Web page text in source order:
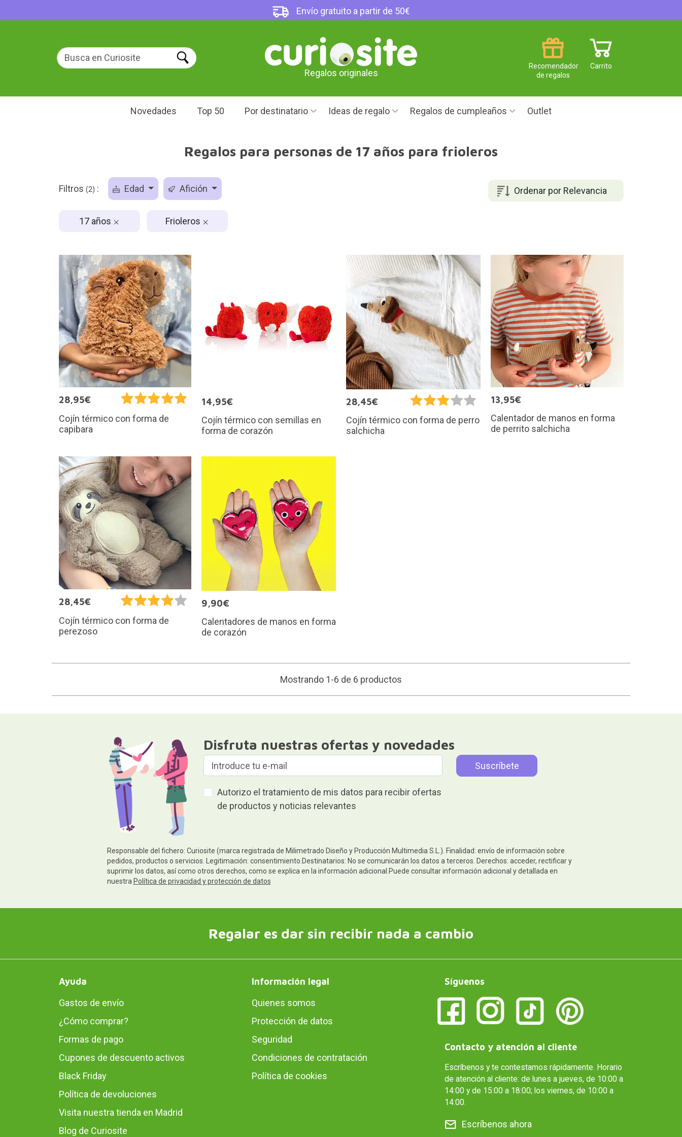
Envío gratuito a partir de 50€
Regalos originales
Carrito
Recomendador
de regalos
Novedades Top 50 Por destinatario Ideas de regalo Regalos de cumpleaños Outlet
Regalos para personas de 17 años para frioleros
Ordenar por Relevancia
Filtros (2) : Edad Afición
17 años Frioleros
28,95€
Cojín térmico con forma de
capibara
14,95€
Cojín térmico con semillas en
forma de corazón
28,45€
Cojín térmico con forma de perro
salchicha
13,95€
Calentador de manos en forma
de perrito salchicha
28,45€
Cojín térmico con forma de
perezoso
9,90€
Calentadores de manos en forma
de corazón
Mostrando 1-6 de 6 productos
Disfruta nuestras ofertas y novedades
Autorizo el tratamiento de mis datos para recibir ofertas
de productos y noticias relevantes
Responsable del fichero: Curiosite (marca registrada de Milimetrado Diseño y Producción Multimedia S.L.). Finalidad: envío de información sobre
pedidos, productos o servicios. Legitimación: consentimiento.Destinatarios: No se comunicarán los datos a terceros. Derechos: acceder, rectificar y
suprimir los datos, así como otros derechos, como se explica en la información adicional.Puede consultar información adicional y detallada en
nuestra Política de privacidad y protección de datos
Regalar es dar sin recibir nada a cambio
Ayuda
Gastos de envío
¿Cómo comprar?
Formas de pago
Cupones de descuento activos
Black Friday
Política de devoluciones
Visita nuestra tienda en Madrid
Blog de Curiosite
Información legal
Quienes somos
Protección de datos
Seguridad
Condiciones de contratación
Política de cookies
Síguenos
Contacto y atención al cliente
Escríbenos y te contestamos rápidamente. Horario
de atención al cliente: de lunes a jueves, de 10:00 a
14:00 y de 15:00 a 18:00; los viernes, de 10:00 a
14:00.
Escríbenos ahora